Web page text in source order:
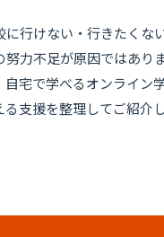
行けない・行きたくな
力不足が原因ではあり
宅で学べるオンライン
支援を整理してご紹介し